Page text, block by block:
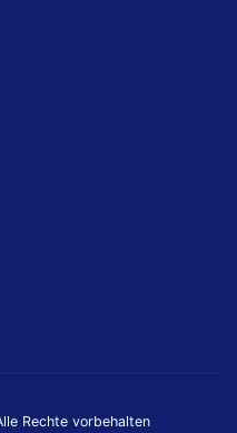
Rechte vorbehalten